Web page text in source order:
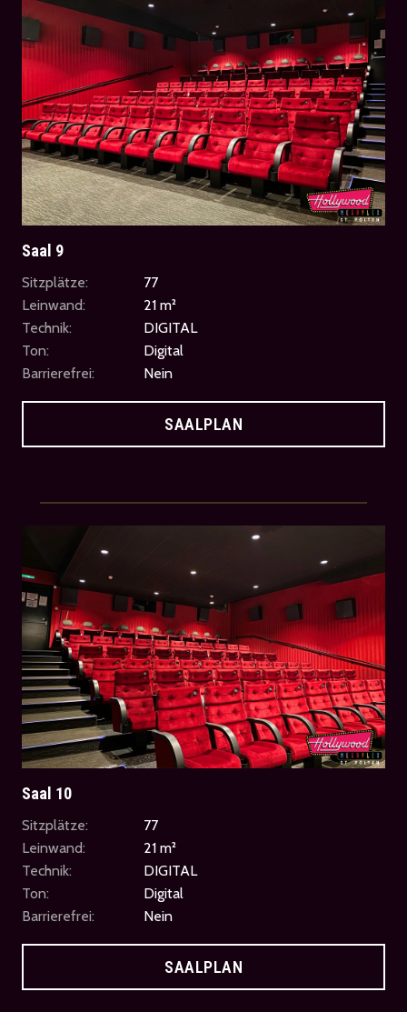
Saal 9
Sitzplätze:
77
Leinwand:
21 m²
Technik:
DIGITAL
Ton:
Digital
Barrierefrei:
Nein
SAALPLAN
Saal 10
Sitzplätze:
77
Leinwand:
21 m²
Technik:
DIGITAL
Ton:
Digital
Barrierefrei:
Nein
SAALPLAN